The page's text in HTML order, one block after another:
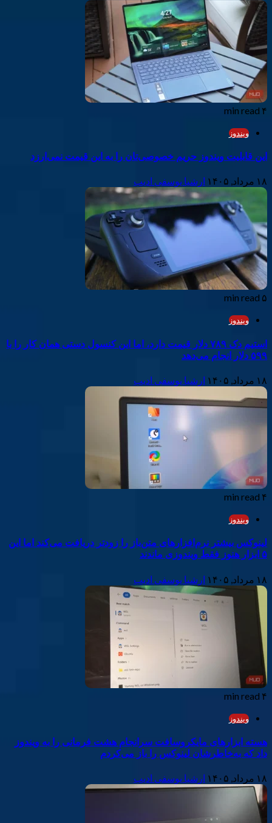
۴ min read
ویندوز
این قابلیت ویندوز حریم خصوصی‌تان را به این قیمت نمی‌ارزد
۱۸ مرداد, ۱۴۰۵ ارشیا یوسفی ادیب
۵ min read
ویندوز
استیم دک ۷۸۹ دلار قیمت دارد، اما این کنسول دستی همان کار را با
۵۹۹ دلار انجام می‌دهد
۱۸ مرداد, ۱۴۰۵ ارشیا یوسفی ادیب
۴ min read
ویندوز
لینوکس بیشتر نرم‌افزارهای متن‌باز را زودتر دریافت می‌کند اما این
۵ ابزار هنوز فقط ویندوزی ماندند
۱۸ مرداد, ۱۴۰۵ ارشیا یوسفی ادیب
۴ min read
ویندوز
هسته‌ ابزارهای مایکروسافت سرانجام هشت فرمانی را به ویندوز
داد که به‌خاطرشان لینوکس را باز می‌کردم
۱۸ مرداد, ۱۴۰۵ ارشیا یوسفی ادیب